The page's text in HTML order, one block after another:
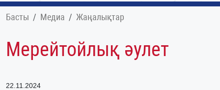
Басты Медиа Жаңалықтар
Мерейтойлық әулет
22.11.2024